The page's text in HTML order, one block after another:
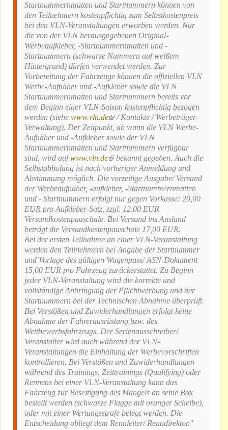
Startnummernmatten und Startnummern können von
den Teilnehmern kostenpflichtig zum Selbstkostenpreis
bei den VLN-Veranstaltungen erworben werden. Nur
die von der VLN herausgegebenen Original-
Werbeaufkleber, -Startnummernmatten und -
Startnummern (schwarze Nummern auf weißem
Hintergrund) dürfen verwendet werden. Zur
Vorbereitung der Fahrzeuge können die offiziellen VLN
Werbe-Aufnäher und -Aufkleber sowie die VLN
Startnummernmatten und Startnummern bereits vor
dem Beginn einer VLN-Saison kostenpflichtig bezogen
werden (siehe www.vln.de(link is external)
/ Kontakte / Werbeträger-
Verwaltung). Der Zeitpunkt, ab wann die VLN Werbe-
Aufnäher und -Aufkleber sowie der VLN
Startnummernmatten und Startnummern verfügbar
sind, wird aufwww.vln.de(link is external)
bekannt gegeben. Auch die
Selbstabholung ist nach vorheriger Anmeldung und
Abstimmung möglich. Die vorzeitige Ausgabe/ Versand
der Werbeaufnäher, -aufkleber, -Startnummernmatten
und - Startnummern erfolgt nur gegen Vorkasse: 20,00
EUR pro Aufkleber-Satz, zzgl. 12,00 EUR
Versandkostenpauschale. Bei Versand ins Ausland
beträgt die Versandkostenpauschale 17,00 EUR.
Bei der ersten Teilnahme an einer VLN-Veranstaltung
werden den Teilnehmern bei Angabe der Startnummer
und Vorlage des gültigen Wagenpass/ ASN-Dokument
15,00 EUR pro Fahrzeug zurückerstattet. Zu Beginn
jeder VLN-Veranstaltung wird die korrekte und
vollständige Anbringung der Pflichtwerbung und der
Startnummern bei der Technischen Abnahme überprüft.
Bei Verstößen und Zuwiderhandlungen erfolgt keine
Abnahme der Fahrerausrüstung bzw. des
Wettbewerbsfahrzeugs. Der Serienausschreiber/
Veranstalter wird auch während der VLN-
Veranstaltungen die Einhaltung der Werbevorschriften
kontrollieren. Bei Verstößen und Zuwiderhandlungen
während des Trainings, Zeittrainings (Qualifying) oder
Rennens bei einer VLN-Veranstaltung kann das
Fahrzeug zur Beseitigung des Mangels an seine Box
bestellt werden (schwarze Flagge mit oranger Scheibe),
oder mit einer Wertungsstrafe belegt werden. Die
Entscheidung obliegt dem Rennleiter/ Renndirektor."